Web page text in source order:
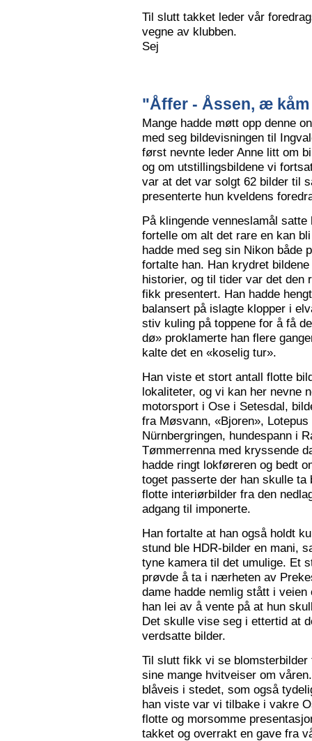
Til slutt takket leder vår
vegne av klubben.
Sej
"Åffer - Åssen, æ
Mange hadde møtt opp denne
med seg bildevisningen til
først nevnte leder Anne litt om
og om utstillingsbildene vi
var at det var solgt 62 bilder til
presenterte hun kveldens
På klingende venneslamål
fortelle om alt det rare en kan
hadde med seg sin Nikon både
fortalte han. Han krydret
historier, og til tider var det den
fikk presentert. Han hadde
balansert på islagte klopper i
stiv kuling på toppene for å få
dø» proklamerte han flere
kalte det en «koselig tur».
Han viste et stort antall flotte
lokaliteter, og vi kan her nevne
motorsport i Ose i Setesdal,
fra Møsvann, «Bjoren»,
Nürnbergringen, hundespann i
Tømmerrenna med kryssende
hadde ringt lokføreren og bedt
toget passerte der han skulle
flotte interiørbilder fra den
adgang til imponerte.
Han fortalte at han også holdt
stund ble HDR-bilder en mani,
tyne kamera til det umulige. Et
prøvde å ta i nærheten av
dame hadde nemlig stått i
han lei av å vente på at hun
Det skulle vise seg i ettertid at
verdsatte bilder.
Til slutt fikk vi se
sine mange hvitveiser om
blåveis i stedet, som også
han viste var vi tilbake i vakre
flotte og morsomme
takket og overrakt en gave fra